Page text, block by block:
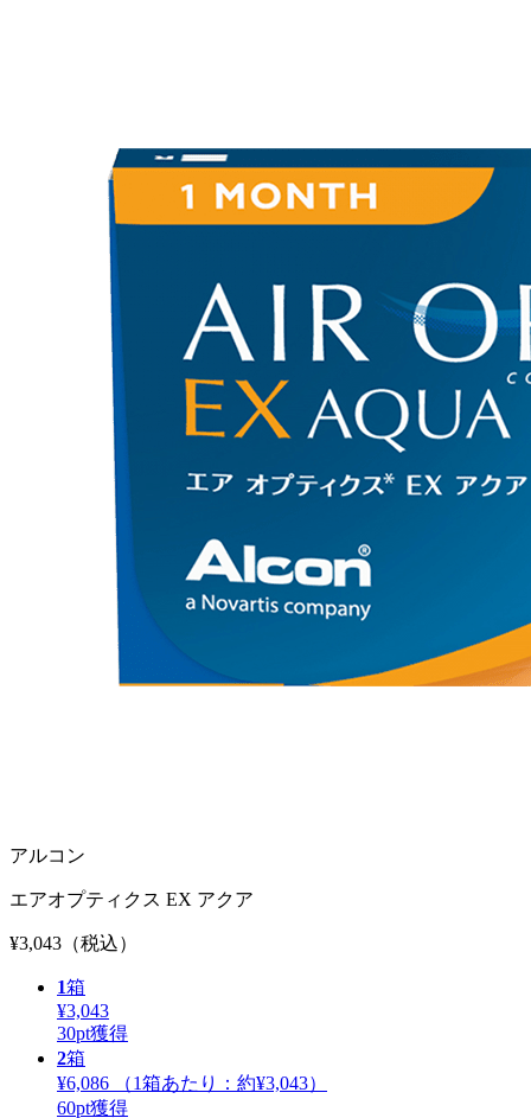
アルコン
エアオプティクス EX アクア
¥3,043 （税込）
1箱
¥3,043
30pt獲得
2箱
¥6,086
（1箱あたり： 約¥3,043）
60pt獲得